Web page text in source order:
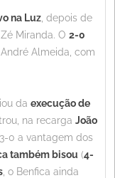
na Luz , depois de
Miranda. O 2-0
Almeida, com
da execução de
na recarga João
0 a vantagem dos
também bisou (4-
, o Benfica ainda